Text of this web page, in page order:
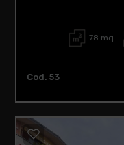
78 mq
Cod. 53